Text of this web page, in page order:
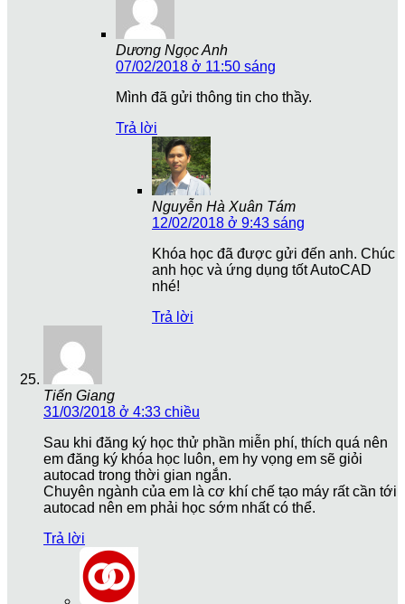
Dương Ngọc Anh
07/02/2018 ở 11:50 sáng
Mình đã gửi thông tin cho thầy.
Trả lời
Nguyễn Hà Xuân Tám
12/02/2018 ở 9:43 sáng
Khóa học đã được gửi đến anh. Chúc
anh học và ứng dụng tốt AutoCAD
nhé!
Trả lời
Tiến Giang
31/03/2018 ở 4:33 chiều
Sau khi đăng ký học thử phần miễn phí, thích quá nên
em đăng ký khóa học luôn, em hy vọng em sẽ giỏi
autocad trong thời gian ngắn.
Chuyên ngành của em là cơ khí chế tạo máy rất cần tới
autocad nên em phải học sớm nhất có thể.
Trả lời